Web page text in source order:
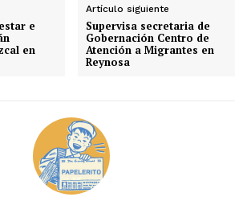
e
en
Artículo siguiente
Supervisa secretaria de
Gobernación Centro de
Atención a Migrantes en
Reynosa